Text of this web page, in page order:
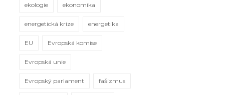
ekologie ekonomika
energetická krize energetika
EU Evropská komise
Evropská unie
Evropský parlament fašizmus